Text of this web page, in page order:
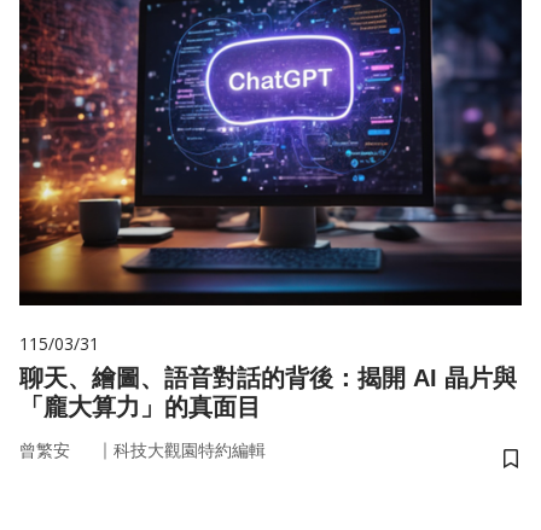
115/03/31
聊天、繪圖、語音對話的背後：揭開 AI 晶片與
「龐大算力」的真面目
曾繁安 ｜ 科技大觀園特約編輯
儲